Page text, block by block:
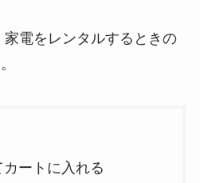
電をレンタルするときの
ートに入れる